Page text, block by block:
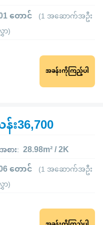
တောင် (1 အဆောက်အဦး
ာ)
အခန်းကိုကြည့်ပါ
း36,700
ား: 28.98m² / 2K
တောင် (1 အဆောက်အဦး
ာ)